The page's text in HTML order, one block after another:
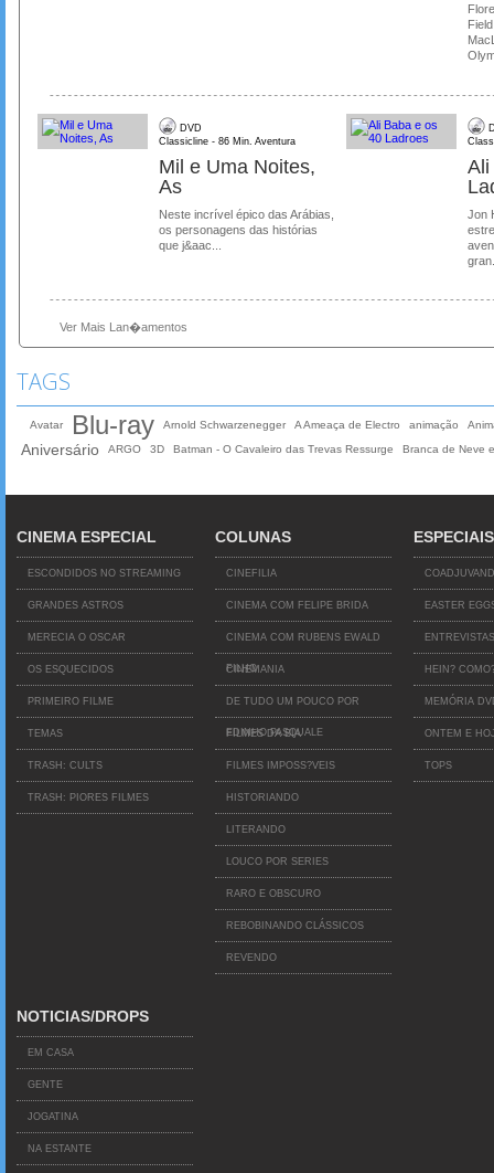
DVD
Classicline - 86 Min. Aventura
Mil e Uma Noites,
As
Neste incrível épico das Arábias,
os personagens das histórias
que j&aac...
Ali
Jon
Ver Mais Lan�amentos
TAGS
Avatar Blu-ray Arnold Schwarzenegger A Ameaça de Electro animação
Aniversário ARGO 3D Batman - O Cavaleiro das Trevas Ressurge Branca de Neve
CINEMA ESPECIAL
ESCONDIDOS NO STREAMING
GRANDES ASTROS
MERECIA O OSCAR
OS ESQUECIDOS
PRIMEIRO FILME
TEMAS
TRASH: CULTS
TRASH: PIORES FILMES
COLUNAS
CINEFILIA
CINEMA COM FELIPE BRIDA
CINEMA COM RUBENS EWALD
FILHO
CINEMANIA
DE TUDO UM POUCO POR
EDINHO PASQUALE
FILMES DA BIA
FILMES IMPOSS?VEIS
HISTORIANDO
LITERANDO
LOUCO POR SERIES
RARO E OBSCURO
REBOBINANDO CLÁSSICOS
REVENDO
ESPECIAIS
EASTER
ENTREVISTAS
HEIN?
MEMÓRIA
ONTEM E
TOPS
NOTICIAS/DROPS
EM CASA
GENTE
JOGATINA
NA ESTANTE